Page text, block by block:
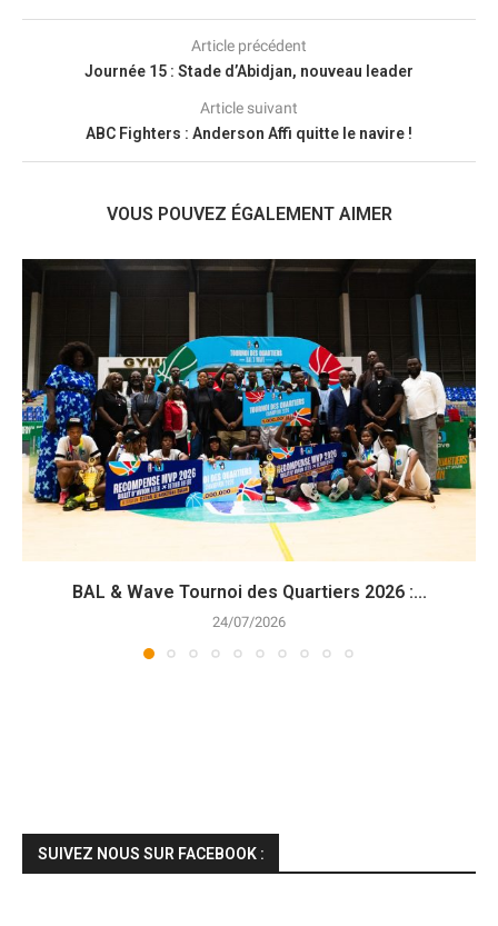
Article précédent
Journée 15 : Stade d’Abidjan, nouveau leader
Article suivant
ABC Fighters : Anderson Affi quitte le navire !
VOUS POUVEZ ÉGALEMENT AIMER
BAL & Wave Tournoi des Quartiers 2026 :...
24/07/2026
SUIVEZ NOUS SUR FACEBOOK :